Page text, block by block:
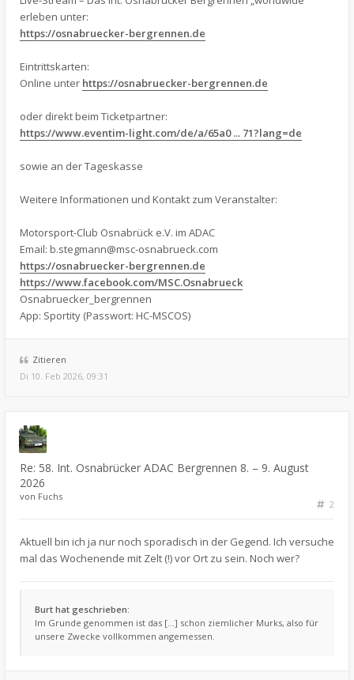
erleben unter:
https://osnabruecker-bergrennen.de
Eintrittskarten:
Online unter https://osnabruecker-bergrennen.de
oder direkt beim Ticketpartner:
https://www.eventim-light.com/de/a/65a0 ... 71?lang=de
sowie an der Tageskasse
Weitere Informationen und Kontakt zum Veranstalter:
Motorsport-Club Osnabrück e.V. im ADAC
Email: b.stegmann@msc-osnabrueck.com
https://osnabruecker-bergrennen.de
https://www.facebook.com/MSC.Osnabrueck
Osnabruecker_bergrennen
App: Sportity (Passwort: HC-MSCOS)
Zitieren
Di 10. Feb 2026, 09:31
Re: 58. Int. Osnabrücker ADAC Bergrennen 8. – 9. August
2026
2
von Fuchs
Aktuell bin ich ja nur noch sporadisch in der Gegend. Ich versuche
mal das Wochenende mit Zelt (!) vor Ort zu sein. Noch wer?
Burt hat geschrieben:
Im Grunde genommen ist das [...] schon ziemlicher Murks, also für
unsere Zwecke vollkommen angemessen.